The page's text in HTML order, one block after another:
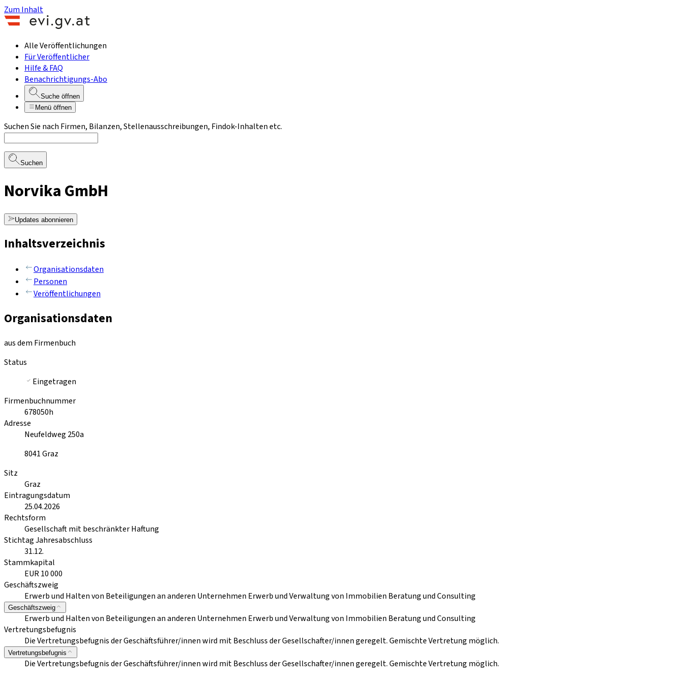
Zum Inhalt
Alle Veröffentlichungen
Für Veröffentlicher
Hilfe & FAQ
Benachrichtigungs-Abo
Suche öffnen
Menü öffnen
Suchen Sie nach Firmen, Bilanzen, Stellenausschreibungen, Findok-Inhalten etc.
Suchen
Norvika GmbH
Updates abonnieren
Inhaltsverzeichnis
Organisationsdaten
Personen
Veröffentlichungen
Organisationsdaten
aus dem Firmenbuch
Status
Eingetragen
Firmenbuchnummer
678050h
Adresse
Neufeldweg 250a
8041Graz
Sitz
Graz
Eintragungsdatum
25.04.2026
Rechtsform
Gesellschaft mit beschränkter Haftung
Stichtag Jahresabschluss
31.12.
Stammkapital
EUR 10 000
Geschäftszweig
Erwerb und Halten von Beteiligungen an anderen Unternehmen Erwerb und Verwaltung von Immobilien Beratung und Consulting
Geschäftszweig
Erwerb und Halten von Beteiligungen an anderen Unternehmen Erwerb und Verwaltung von Immobilien Beratung und Consulting
Vertretungsbefugnis
Die Vertretungsbefugnis der Geschäftsführer/innen wird mit Beschluss der Gesellschafter/innen geregelt. Gemischte Vertretung möglich.
Vertretungsbefugnis
Die Vertretungsbefugnis der Geschäftsführer/innen wird mit Beschluss der Gesellschafter/innen geregelt. Gemischte Vertretung möglich.